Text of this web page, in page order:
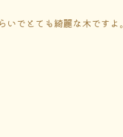
でとても綺麗な木ですよ。